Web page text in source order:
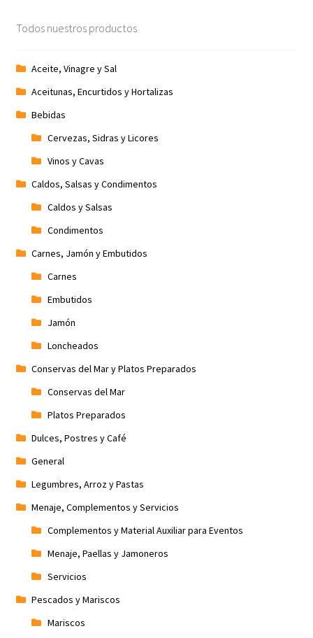
Promociones
Términos y condiciones
Tienda
Todos nuestros productos
Aceite, Vinagre y Sal
Aceitunas, Encurtidos y Hortalizas
Bebidas
Cervezas, Sidras y Licores
Vinos y Cavas
Caldos, Salsas y Condimentos
Caldos y Salsas
Condimentos
Carnes, Jamón y Embutidos
Carnes
Embutidos
Jamón
Loncheados
Conservas del Mar y Platos Preparados
Conservas del Mar
Platos Preparados
Dulces, Postres y Café
General
Legumbres, Arroz y Pastas
Menaje, Complementos y Servicios
Complementos y Material Auxiliar para Eventos
Menaje, Paellas y Jamoneros
Servicios
Pescados y Mariscos
Mariscos